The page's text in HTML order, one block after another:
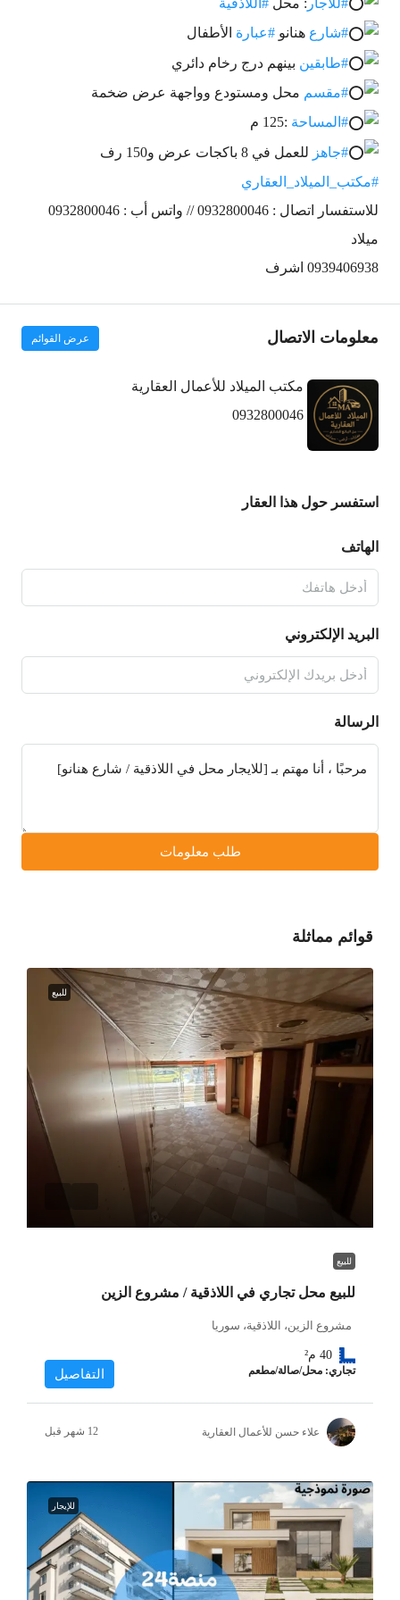
#للأجار : محل #اللاذقية
#شارع هنانو #عبارة الأطفال
#طابقين بينهم درج رخام دائري
#مقسم محل ومستودع وواجهة عرض ضخمة
#المساحة :125 م
#جاهز للعمل في 8 باكجات عرض و150 رف
#مكتب_الميلاد_العقاري
للاستفسار اتصال : 0932800046 // واتس أب : 0932800046
ميلاد
0939406938 اشرف
معلومات الاتصال عرض القوائم
مكتب الميلاد للأعمال العقارية
0932800046
استفسر حول هذا العقار
الهاتف
البريد الإلكتروني
الرسالة
طلب معلومات
قوائم مماثلة
للبيع
للبيع
للبيع محل تجاري في اللاذقية / مشروع الزين
مشروع الزين، اللاذقية، سوريا
40 م²
تجاري: محل/صالة/مطعم التفاصيل
علاء حسن للأعمال العقارية
للإيجار